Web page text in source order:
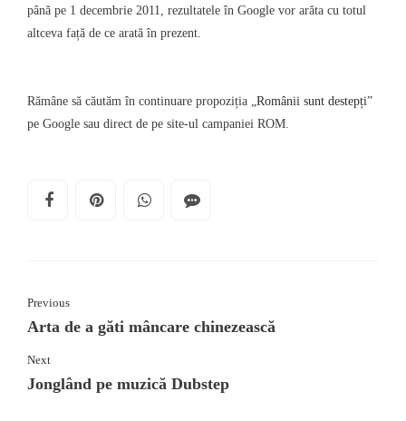
până pe 1 decembrie 2011, rezultatele în Google vor arăta cu totul
altceva față de ce arată în prezent.
Rămâne să căutăm în continuare propoziția „ Românii sunt destepți”
pe Google sau direct de pe site-ul campaniei ROM.
Previous
Arta de a găti mâncare chinezească
Next
Jonglând pe muzică Dubstep